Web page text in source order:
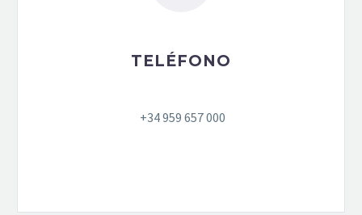
TELÉFONO
+34 959 657 000